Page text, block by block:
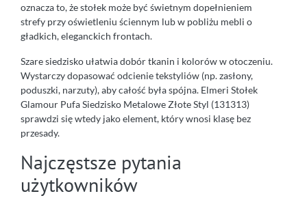
oznacza to, że stołek może być świetnym dopełnieniem
strefy przy oświetleniu ściennym lub w pobliżu mebli o
gładkich, eleganckich frontach.
Szare siedzisko ułatwia dobór tkanin i kolorów w otoczeniu.
Wystarczy dopasować odcienie tekstyliów (np. zasłony,
poduszki, narzuty), aby całość była spójna. Elmeri Stołek
Glamour Pufa Siedzisko Metalowe Złote Styl (131313)
sprawdzi się wtedy jako element, który wnosi klasę bez
przesady.
Najczęstsze pytania
użytkowników